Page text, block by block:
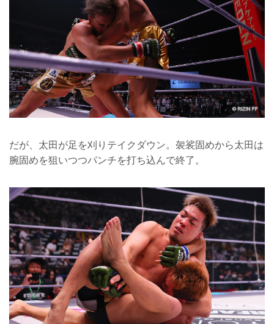
だが、太田が足を刈りテイクダウン。袈裟固めから太田は
腕固めを狙いつつパンチを打ち込んで終了。